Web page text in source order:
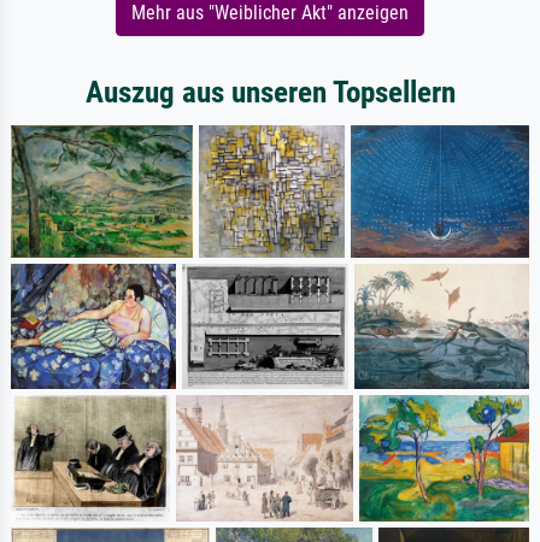
Mehr aus "Weiblicher Akt" anzeigen
Auszug aus unseren Topsellern